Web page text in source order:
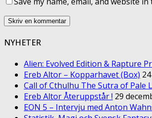
NYHETER
Alien: Evolved Edition & Rapture
Ereb Altor – Kopparhavet (Box)
Call of Cthulhu The Sutra of Pale
Ereb Altor Återuppstår ! 29
EON 5 – Intervju med Anton